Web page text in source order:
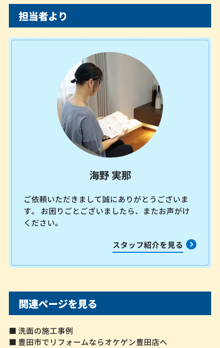
担当者より
海野 実那
ご依頼いただきまして誠にありがとうございま
す。 お困りごとございましたら、またお声がけ
ください。
スタッフ紹介を見る
関連ページを見る
■ 洗面の施工事例
■ 豊田市でリフォームならオケゲン豊田店へ